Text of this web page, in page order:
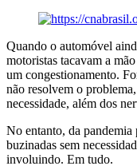
Quando o automóvel
motoristas tacavam a
um congestionamento.
não resolvem o
necessidade, além dos
No entanto, da pandemia
buzinadas sem
involuindo. Em tudo.